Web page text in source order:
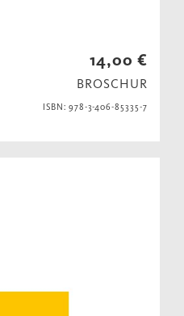
14,00 €
BROSCHUR
ISBN: 978-3-406-85335-7